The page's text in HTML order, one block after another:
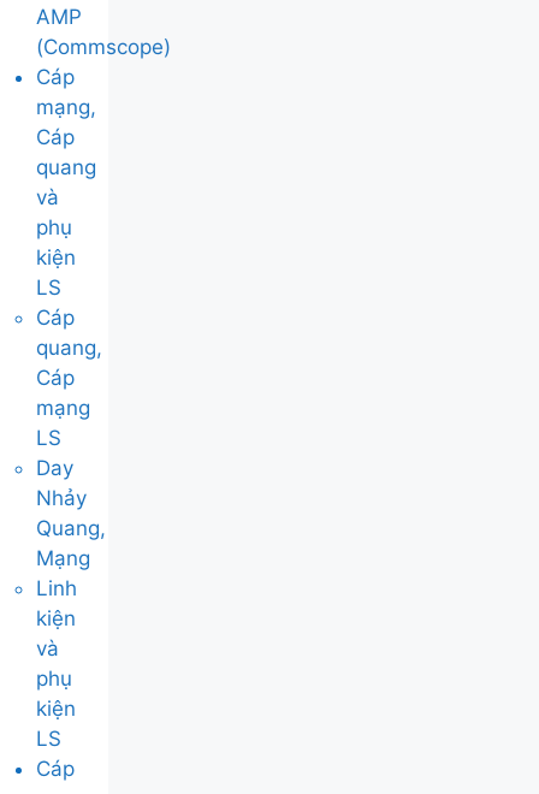
AMP
(Commscope)
Cáp
mạng,
Cáp
quang
và
phụ
kiện
LS
Cáp
quang,
Cáp
mạng
LS
Day
Nhảy
Quang,
Mạng
Linh
kiện
và
phụ
kiện
LS
Cáp